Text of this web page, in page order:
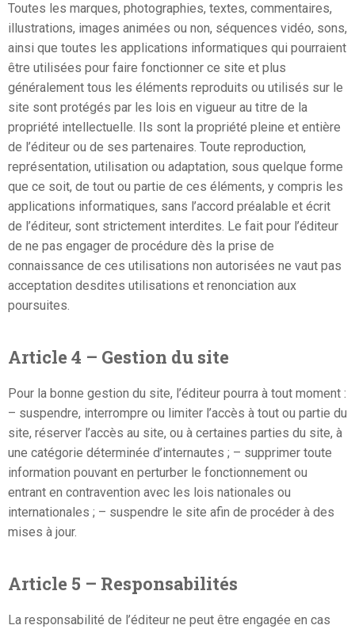
Toutes les marques, photographies, textes, commentaires,
illustrations, images animées ou non, séquences vidéo, sons,
ainsi que toutes les applications informatiques qui pourraient
être utilisées pour faire fonctionner ce site et plus
généralement tous les éléments reproduits ou utilisés sur le
site sont protégés par les lois en vigueur au titre de la
propriété intellectuelle. Ils sont la propriété pleine et entière
de l’éditeur ou de ses partenaires. Toute reproduction,
représentation, utilisation ou adaptation, sous quelque forme
que ce soit, de tout ou partie de ces éléments, y compris les
applications informatiques, sans l’accord préalable et écrit
de l’éditeur, sont strictement interdites. Le fait pour l’éditeur
de ne pas engager de procédure dès la prise de
connaissance de ces utilisations non autorisées ne vaut pas
acceptation desdites utilisations et renonciation aux
poursuites.
Article 4 – Gestion du site
Pour la bonne gestion du site, l’éditeur pourra à tout moment :
– suspendre, interrompre ou limiter l’accès à tout ou partie du
site, réserver l’accès au site, ou à certaines parties du site, à
une catégorie déterminée d’internautes ; – supprimer toute
information pouvant en perturber le fonctionnement ou
entrant en contravention avec les lois nationales ou
internationales ; – suspendre le site afin de procéder à des
mises à jour.
Article 5 – Responsabilités
La responsabilité de l’éditeur ne peut être engagée en cas